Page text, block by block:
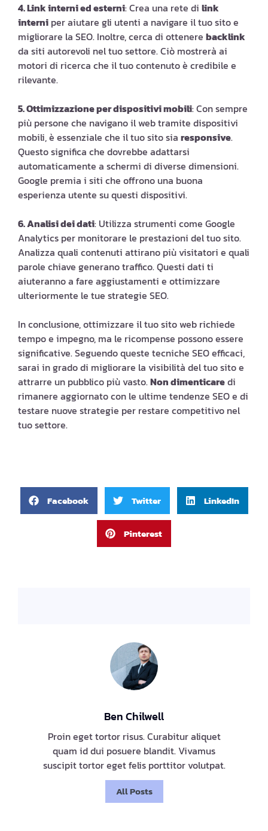
4. Link interni ed esterni: Crea una rete di link
interni per aiutare gli utenti a navigare il tuo sito e
migliorare la SEO. Inoltre, cerca di ottenere backlink
da siti autorevoli nel tuo settore. Ciò mostrerà ai
motori di ricerca che il tuo contenuto è credibile e
rilevante.
5. Ottimizzazione per dispositivi mobili: Con sempre
più persone che navigano il web tramite dispositivi
mobili, è essenziale che il tuo sito sia responsive.
Questo significa che dovrebbe adattarsi
automaticamente a schermi di diverse dimensioni.
Google premia i siti che offrono una buona
esperienza utente su questi dispositivi.
6. Analisi dei dati: Utilizza strumenti come Google
Analytics per monitorare le prestazioni del tuo sito.
Analizza quali contenuti attirano più visitatori e quali
parole chiave generano traffico. Questi dati ti
aiuteranno a fare aggiustamenti e ottimizzare
ulteriormente le tue strategie SEO.
In conclusione, ottimizzare il tuo sito web richiede
tempo e impegno, ma le ricompense possono essere
significative. Seguendo queste tecniche SEO efficaci,
sarai in grado di migliorare la visibilità del tuo sito e
attrarre un pubblico più vasto.Non dimenticaredi
rimanere aggiornato con le ultime tendenze SEO e di
testare nuove strategie per restare competitivo nel
tuo settore.
Facebook Twitter LinkedIn
Pinterest
Ben Chilwell
Proin eget tortor risus. Curabitur aliquet
quam id dui posuere blandit. Vivamus
suscipit tortor eget felis porttitor volutpat.
All Posts